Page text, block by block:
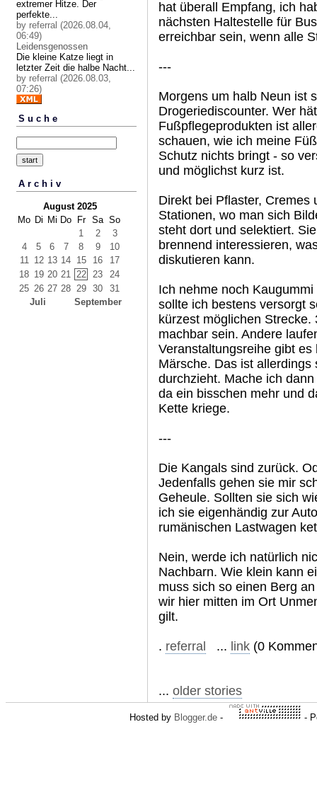
extremer Hitze. Der
perfekte...
by referral (2026.08.04,
06:49)
Leidensgenossen
Die kleine Katze liegt in
letzter Zeit die halbe Nacht...
by referral (2026.08.03,
07:26)
Suche
Archiv
August 2025
Mo Di Mi Do Fr Sa So
1
2
3
4
5 6 7 8 9
10
11
12 13 14 15 16
17
18 19 20 21 22 23
24
25 26 27 28 29 30
31
Juli
September
hat überall Empfang, ich
nächsten Haltestelle für
erreichbar sein, wenn alle
---
Morgens um halb Neun ist
Drogeriediscounter. Wer
Fußpflegeprodukten ist
schauen, wie ich meine
Schutz nichts bringt - so
und möglichst kurz ist.
Direkt bei Pflaster, Cremes
Stationen, wo man sich
steht dort und selektiert.
brennend interessieren,
diskutieren kann.
Ich nehme noch
sollte ich bestens versorgt
kürzest möglichen
machbar sein. Andere
Veranstaltungsreihe gibt
Märsche. Das ist
durchzieht. Mache ich
da ein bisschen mehr und
Kette kriege.
---
Die Kangals sind zurück.
Jedenfalls gehen sie mir
Geheule. Sollten sie sich
ich sie eigenhändig zur
rumänischen Lastwagen
Nein, werde ich natürlich
Nachbarn. Wie klein kann
muss sich so einen Berg
wir hier mitten im Ort
gilt.
. referral ... link (0
... older stories
Hosted by Blogger.de- -